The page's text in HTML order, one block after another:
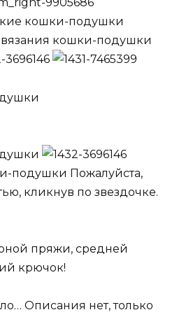
кошки-подушки
кошки-подушки
подушки Пожалуйста,
кликнув по звездочке.
пряжи, средней
крючок!
Описания нет, только